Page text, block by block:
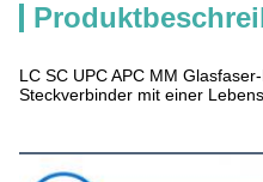
LC SC UPC APC MM
Steckverbinder mit einer